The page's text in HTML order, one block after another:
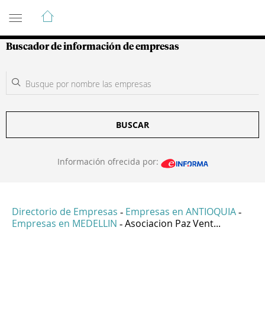
Guía de Empresas Colombianas
Buscador de información de empresas
BUSCAR
Información ofrecida por:
Directorio de Empresas - Empresas en ANTIOQUIA -
Empresas en MEDELLIN - Asociacion Paz Vent...